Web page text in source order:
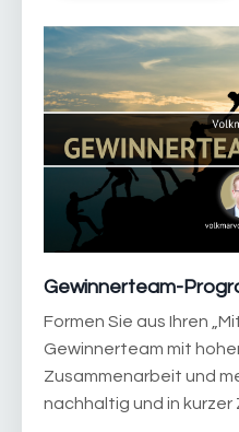
Gewinnerteam-
Formen Sie aus Ihren
Gewinnerteam mit
Zusammenarbeit und
nachhaltig und in kurzer